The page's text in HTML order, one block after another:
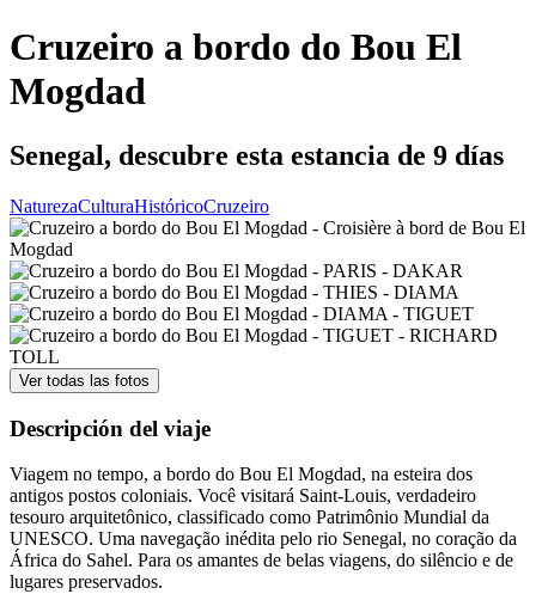
Cruzeiro a bordo do Bou El
Mogdad
Senegal, descubre esta estancia de 9 días
NaturezaCulturaHistóricoCruzeiro
Ver todas las fotos
Descripción del viaje
Viagem no tempo, a bordo do Bou El Mogdad, na esteira dos
antigos postos coloniais. Você visitará Saint-Louis, verdadeiro
tesouro arquitetônico, classificado como Patrimônio Mundial da
UNESCO. Uma navegação inédita pelo rio Senegal, no coração da
África do Sahel. Para os amantes de belas viagens, do silêncio e de
lugares preservados.